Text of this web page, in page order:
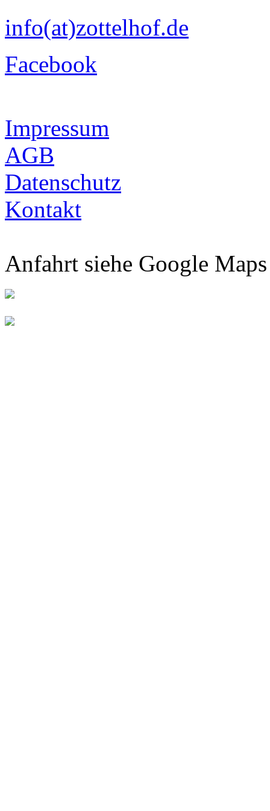
info(at)zottelhof.de
Facebook
Impressum
AGB
Datenschutz
Kontakt
Anfahrt siehe Google Maps